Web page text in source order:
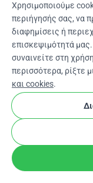
Elarrow_drop_down
★★★★★4,9 / 5
© 2012–2026
Όροι και
Χρησιμοποιούμε
περιήγησής σας, να
διαφημίσεις ή
επισκεψιμότητά
συναινείτε στη
περισσότερα, ρίξτε
και cookies.